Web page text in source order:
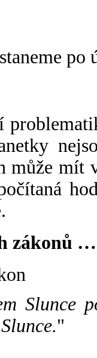
po
může mít
zákonů …
Slunce
"